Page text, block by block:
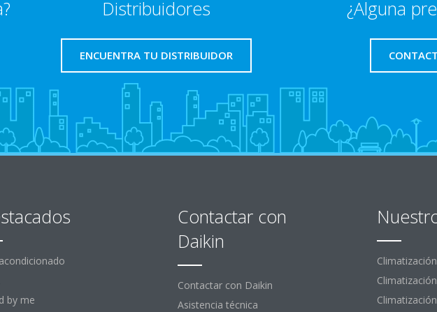
Distribuidores
ENCUENTRA TU DISTRIBUIDOR
¿Alguna
by me
Contactar con
Daikin
Contactar con Daikin
Asistencia técnica